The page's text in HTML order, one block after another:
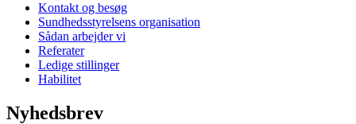
Kontakt og besøg
Sundhedsstyrelsens organisation
Sådan arbejder vi
Referater
Ledige stillinger
Habilitet
Nyhedsbrev